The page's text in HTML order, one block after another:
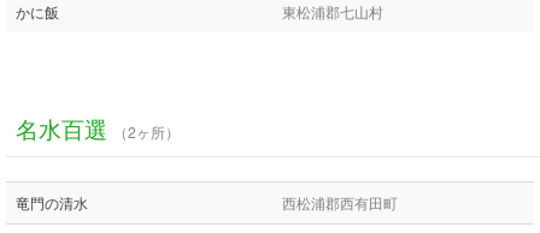
かに飯 東松浦郡七山村
名水百選 （2ヶ所）
竜門の清水 西松浦郡西有田町